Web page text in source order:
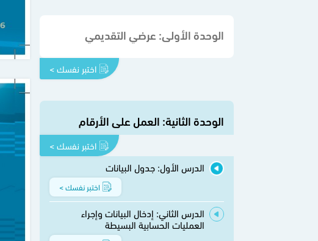
الوحدة الأولى: عرضي التقديمي
اختبر نفسك >
الوحدة الثانية: العمل على الأرقام
اختبر نفسك >
الدرس الأول: جدول البيانات
اختبر نفسك >
الدرس الثاني: إدخال البيانات وإجراء
العمليات الحسابية البسيطة